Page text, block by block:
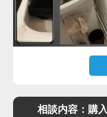
整、アジャスター
一括で対応し、安
上げました。ドラ
～と明瞭で、コス
ドラム式洗濯機の
配管の問題でトラ
濯パンと本体のサ
相談内容：購